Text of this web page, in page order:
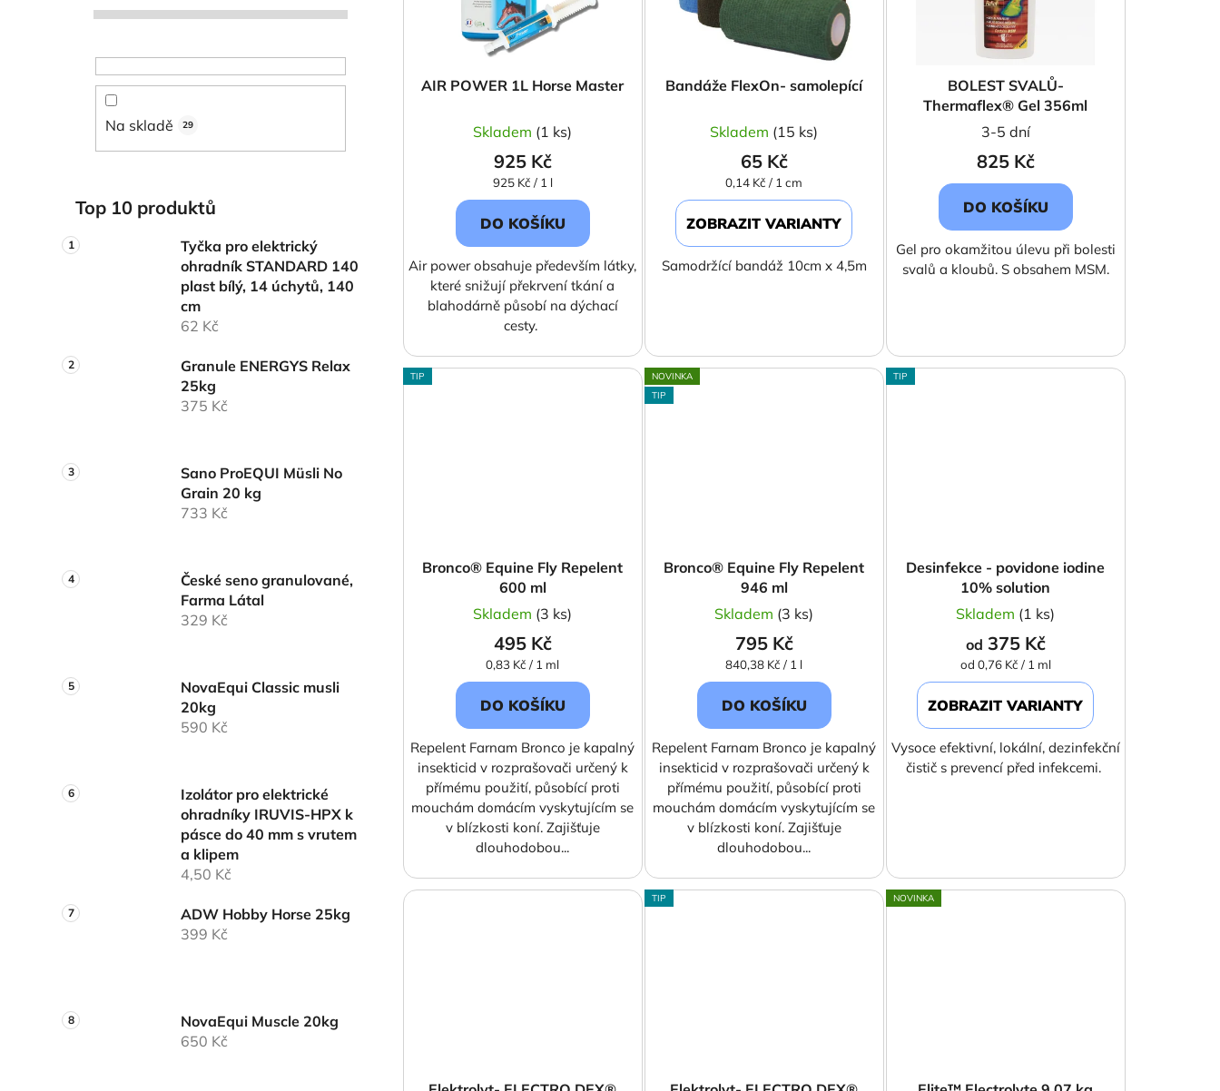
Na skladě 29
Top 10 produktů
Tyčka pro elektrický
ohradník STANDARD 140
plast bílý, 14 úchytů, 140
cm
62 Kč
Granule ENERGYS Relax
25kg
375 Kč
Sano ProEQUI Müsli No
Grain 20 kg
733 Kč
České seno granulované,
Farma Látal
329 Kč
NovaEqui Classic musli
20kg
590 Kč
Izolátor pro elektrické
ohradníky IRUVIS-HPX k
pásce do 40 mm s vrutem
a klipem
4,50 Kč
ADW Hobby Horse 25kg
399 Kč
NovaEqui Muscle 20kg
650 Kč
AIR POWER 1L Horse Master
Skladem (1 ks)
925 Kč
Měrná
cena:
925 Kč / 1 l
DO KOŠÍKU
Air power obsahuje především látky,
které snižují překrvení tkání a
blahodárně působí na dýchací
cesty.
Bandáže FlexOn- samolepící
Skladem (15 ks)
65 Kč
Měrná
cena:
0,14 Kč / 1 cm
ZOBRAZIT VARIANTY
Samodržící bandáž 10cm x 4,5m
BOLEST SVALŮ-
Thermaflex® Gel 356ml
3-5 dní
825 Kč
DO KOŠÍKU
Gel pro okamžitou úlevu při bolesti
svalů a kloubů. S obsahem MSM.
TIP
Bronco® Equine Fly Repelent
600 ml
Skladem (3 ks)
495 Kč
Měrná
cena:
0,83 Kč / 1 ml
DO KOŠÍKU
Repelent Farnam Bronco je kapalný
insekticid v rozprašovači určený k
přímému použití, působící proti
mouchám domácím vyskytujícím se
v blízkosti koní. Zajišťuje
dlouhodobou...
NOVINKA
TIP
Bronco® Equine Fly Repelent
946 ml
Skladem (3 ks)
795 Kč
Měrná
cena:
840,38 Kč / 1 l
DO KOŠÍKU
Repelent Farnam Bronco je kapalný
insekticid v rozprašovači určený k
přímému použití, působící proti
mouchám domácím vyskytujícím se
v blízkosti koní. Zajišťuje
dlouhodobou...
TIP
Desinfekce - povidone iodine
10% solution
Skladem (1 ks)
od 375 Kč
Měrná
cena:
od 0,76 Kč / 1 ml
ZOBRAZIT VARIANTY
Vysoce efektivní, lokální, dezinfekční
čistič s prevencí před infekcemi.
TIP NOVINKA